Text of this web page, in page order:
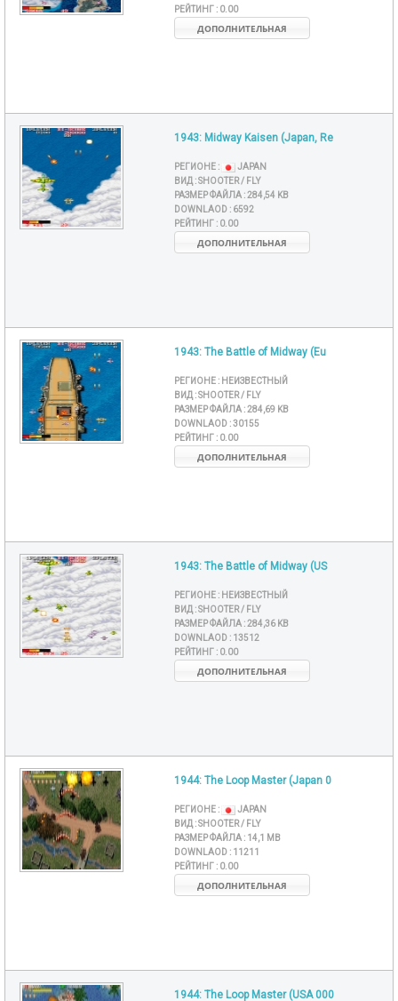
РЕЙТИНГ : 0.00
ДОПОЛНИТЕЛЬНАЯ
1943: Midway Kaisen (Japan, Re
РЕГИОНЕ :
JAPAN
ВИД :SHOOTER / FLY
РАЗМЕР ФАЙЛА :284,54 KB
DOWNLAOD : 6592
РЕЙТИНГ : 0.00
ДОПОЛНИТЕЛЬНАЯ
1943: The Battle of Midway (Eu
РЕГИОНЕ : НЕИЗВЕСТНЫЙ
ВИД :SHOOTER / FLY
РАЗМЕР ФАЙЛА :284,69 KB
DOWNLAOD :30155
РЕЙТИНГ : 0.00
ДОПОЛНИТЕЛЬНАЯ
1943: The Battle of Midway (US
РЕГИОНЕ : НЕИЗВЕСТНЫЙ
ВИД :SHOOTER / FLY
РАЗМЕР ФАЙЛА :284,36 KB
DOWNLAOD : 13512
РЕЙТИНГ : 0.00
ДОПОЛНИТЕЛЬНАЯ
1944: The Loop Master (Japan 0
РЕГИОНЕ :
JAPAN
ВИД :SHOOTER / FLY
РАЗМЕР ФАЙЛА : 14,1 MB
DOWNLAOD : 11211
РЕЙТИНГ : 0.00
ДОПОЛНИТЕЛЬНАЯ
1944: The Loop Master (USA 000